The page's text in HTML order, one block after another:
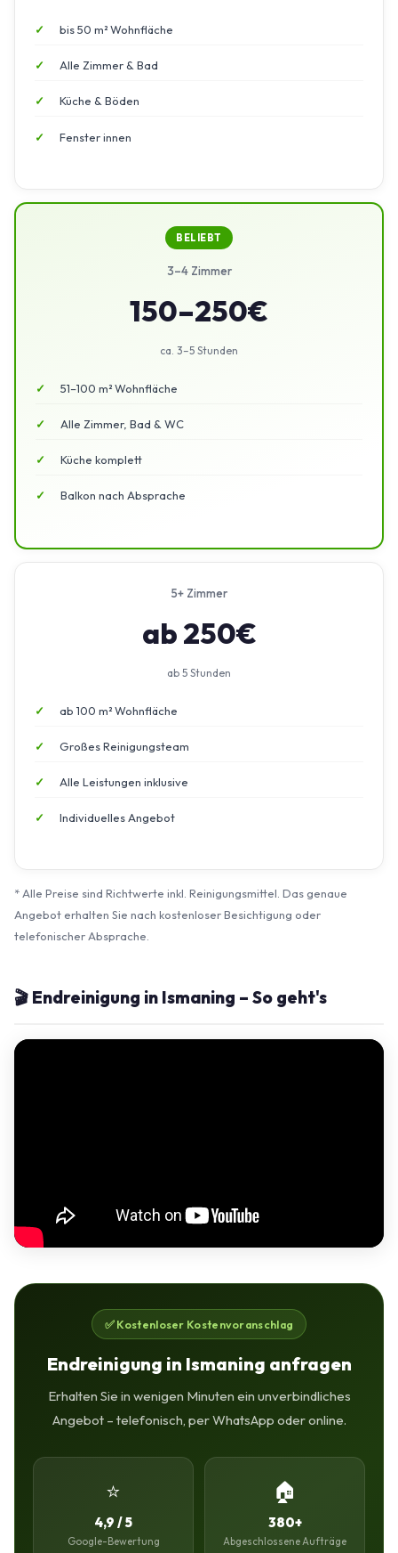
bis 50 m² Wohnfläche
Alle Zimmer & Bad
Küche & Böden
Fenster innen
BELIEBT
3–4 Zimmer
150–250€
ca. 3–5 Stunden
51–100 m² Wohnfläche
Alle Zimmer, Bad & WC
Küche komplett
Balkon nach Absprache
5+ Zimmer
ab 250€
ab 5 Stunden
ab 100 m² Wohnfläche
Großes Reinigungsteam
Alle Leistungen inklusive
Individuelles Angebot
* Alle Preise sind Richtwerte inkl. Reinigungsmittel. Das genaue
Angebot erhalten Sie nach kostenloser Besichtigung oder
telefonischer Absprache.
🎬 Endreinigung in Ismaning – So geht's
✅ Kostenloser Kostenvoranschlag
Endreinigung in Ismaning anfragen
Erhalten Sie in wenigen Minuten ein unverbindliches
Angebot – telefonisch, per WhatsApp oder online.
⭐
4,9 / 5
Google-Bewertung
🏠
380+
Abgeschlossene Aufträge